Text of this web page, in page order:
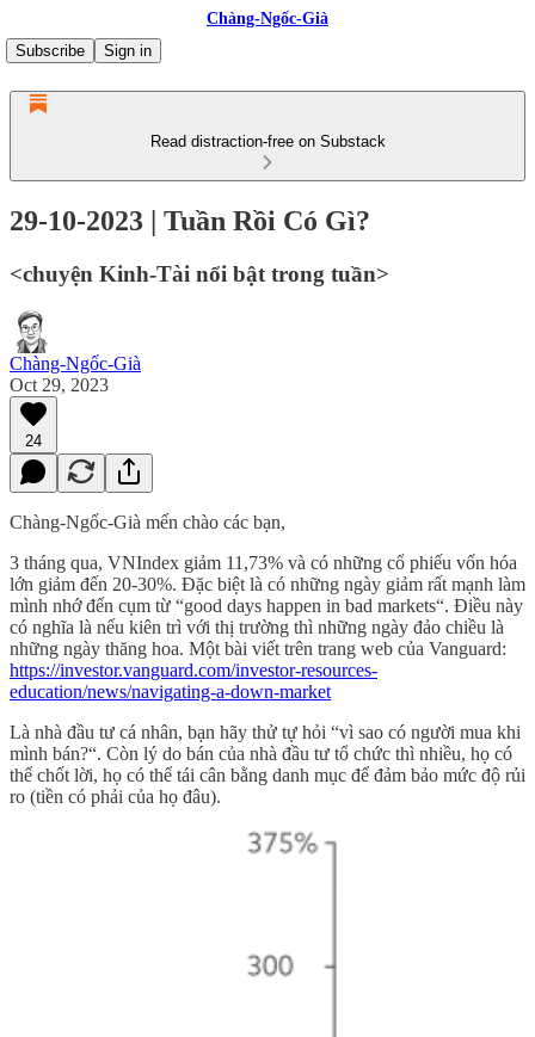
Chàng-Ngốc-Già
Subscribe
Sign in
Read distraction-free on Substack
29-10-2023 | Tuần Rồi Có Gì?
<chuyện Kinh-Tài nổi bật trong tuần>
Chàng-Ngốc-Già
Oct 29, 2023
24
Chàng-Ngốc-Già mến chào các bạn,
3 tháng qua, VNIndex giảm 11,73% và có những cổ phiếu vốn hóa
lớn giảm đến 20-30%. Đặc biệt là có những ngày giảm rất mạnh làm
mình nhớ đến cụm từ “good days happen in bad markets“. Điều này
có nghĩa là nếu kiên trì với thị trường thì những ngày đảo chiều là
những ngày thăng hoa. Một bài viết trên trang web của Vanguard:
https://investor.vanguard.com/investor-resources-
education/news/navigating-a-down-market
Là nhà đầu tư cá nhân, bạn hãy thử tự hỏi “vì sao có người mua khi
mình bán?“. Còn lý do bán của nhà đầu tư tổ chức thì nhiều, họ có
thể chốt lời, họ có thể tái cân bằng danh mục để đảm bảo mức độ rủi
ro (tiền có phải của họ đâu).